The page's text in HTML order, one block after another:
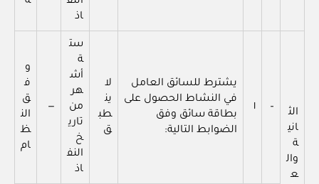
اذ
الث
اني
ة
وال
ع
– ١
يشترط للسائق العامل
في النشاط الحصول على
بطاقة سائق وفق
الضوابط التالية:
لا
ين
طب
ق
ست
ة
أش
هر
من
تاري
خ
النف
اذ
—
و
ف
ق
الن
ظ
ام